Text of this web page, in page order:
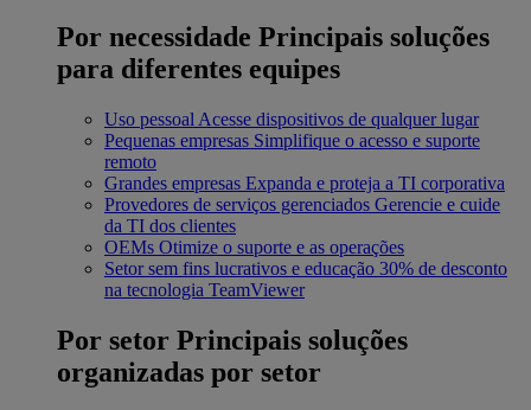
Por necessidade Principais soluções
para diferentes equipes
Uso pessoal Acesse dispositivos de qualquer lugar
Pequenas empresas Simplifique o acesso e suporte
remoto
Grandes empresas Expanda e proteja a TI corporativa
Provedores de serviços gerenciados Gerencie e cuide
da TI dos clientes
OEMs Otimize o suporte e as operações
Setor sem fins lucrativos e educação 30% de desconto
na tecnologia TeamViewer
Por setor Principais soluções
organizadas por setor